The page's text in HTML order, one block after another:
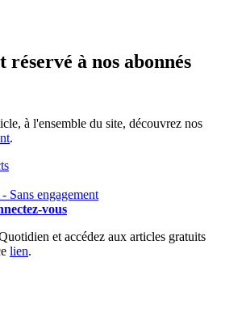
réservé à nos abonnés
à l'ensemble du site, découvrez nos
.
Sans engagement
vous
et accédez aux articles gratuits
lien.